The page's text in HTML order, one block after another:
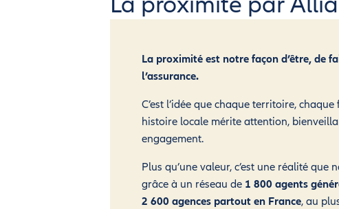
La proximité est notre façon d’être, de
l’assurance.
C’est l’idée que chaque territoire, chaque
histoire locale mérite attention,
engagement.
Plus qu’une valeur, c’est une réalité que
grâce à un réseau de 1 800 agents
2 600 agences partout en France, au